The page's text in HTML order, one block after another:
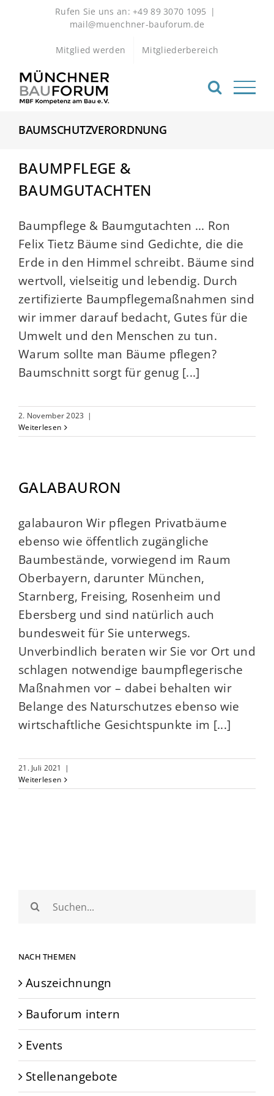
Rufen Sie uns an: +49 89 3070 1095 |
mail@muenchner-bauforum.de
Mitglied werden Mitgliederbereich
BAUMSCHUTZVERORDNUNG
BAUMPFLEGE &
BAUMGUTACHTEN
Baumpflege & Baumgutachten ... Ron
Felix Tietz Bäume sind Gedichte, die die
Erde in den Himmel schreibt. Bäume sind
wertvoll, vielseitig und lebendig. Durch
zertifizierte Baumpflegemaßnahmen sind
wir immer darauf bedacht, Gutes für die
Umwelt und den Menschen zu tun.
Warum sollte man Bäume pflegen?
Baumschnitt sorgt für genug [...]
2. November 2023 |
Weiterlesen
GALABAURON
galabauron Wir pflegen Privatbäume
ebenso wie öffentlich zugängliche
Baumbestände, vorwiegend im Raum
Oberbayern, darunter München,
Starnberg, Freising, Rosenheim und
Ebersberg und sind natürlich auch
bundesweit für Sie unterwegs.
Unverbindlich beraten wir Sie vor Ort und
schlagen notwendige baumpflegerische
Maßnahmen vor – dabei behalten wir
Belange des Naturschutzes ebenso wie
wirtschaftliche Gesichtspunkte im [...]
21. Juli 2021
|
Weiterlesen
Suche
nach:
NACH THEMEN
Auszeichnungn
Bauforum intern
Events
Stellenangebote